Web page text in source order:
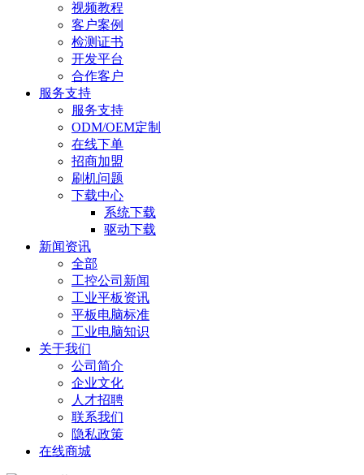
视频教程
客户案例
检测证书
开发平台
合作客户
服务支持
服务支持
ODM/OEM定制
在线下单
招商加盟
刷机问题
下载中心
系统下载
驱动下载
新闻资讯
全部
工控公司新闻
工业平板资讯
平板电脑标准
工业电脑知识
关于我们
公司简介
企业文化
人才招聘
联系我们
隐私政策
在线商城